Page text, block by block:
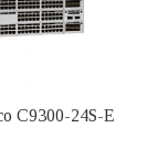
C9300-24S-E